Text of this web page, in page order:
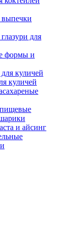
для
формы и
куличей
куличей
и айсинг